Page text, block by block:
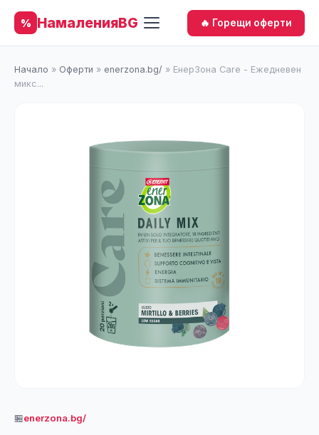
% НамаленияBG 🔥 Горещи оферти
Начало » Оферти » enerzona.bg/ » ЕнерЗона Care - Ежедневен
микс...
🏪enerzona.bg/